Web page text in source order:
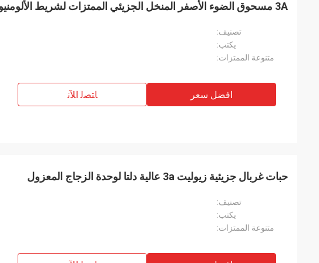
3A مسحوق الضوء الأصفر المنخل الجزيئي الممتزات لشريط الألومنيوم فاصل
تصنيف:
يكتب:
متنوعة الممتزات:
افضل سعر ﺎﺘﺼﻟ ﺍﻶﻧ
حبات غربال جزيئية زيوليت 3a عالية دلتا لوحدة الزجاج المعزول
تصنيف:
يكتب:
متنوعة الممتزات: